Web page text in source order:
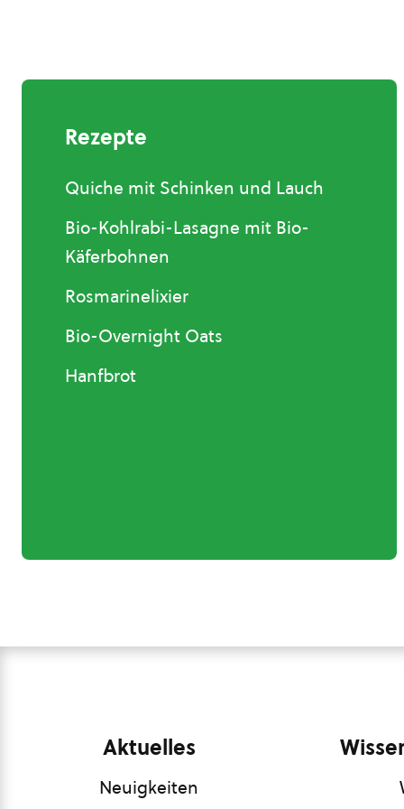
Rezepte
Quiche mit Schinken und Lauch
Bio-Kohlrabi-Lasagne mit Bio-
Käferbohnen
Rosmarinelixier
Bio-Overnight Oats
Hanfbrot
Aktuelles
Neuigkeiten